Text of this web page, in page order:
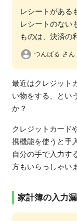
レシートがある
レシートのない
ものは、決済の
つんばる さん
最近はクレジット
い物をする、とい
か？
クレジットカード
携機能を使うと手
自分の手で入力す
方もいらっしゃい
家計簿の入力